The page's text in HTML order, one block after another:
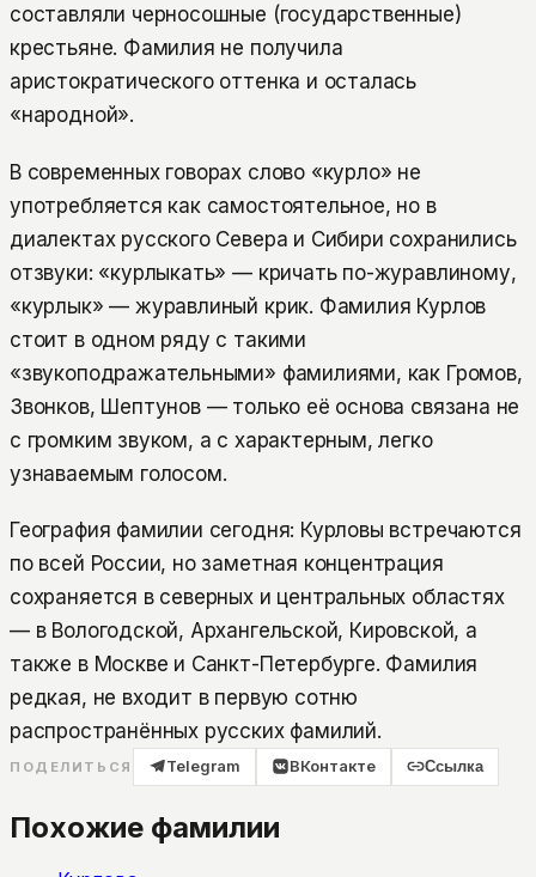
составляли черносошные (государственные)
крестьяне. Фамилия не получила
аристократического оттенка и осталась
«народной».
В современных говорах слово «курло» не
употребляется как самостоятельное, но в
диалектах русского Севера и Сибири сохранились
отзвуки: «курлыкать» — кричать по-журавлиному,
«курлык» — журавлиный крик. Фамилия Курлов
стоит в одном ряду с такими
«звукоподражательными» фамилиями, как Громов,
Звонков, Шептунов — только её основа связана не
с громким звуком, а с характерным, легко
узнаваемым голосом.
География фамилии сегодня: Курловы встречаются
по всей России, но заметная концентрация
сохраняется в северных и центральных областях
— в Вологодской, Архангельской, Кировской, а
также в Москве и Санкт-Петербурге. Фамилия
редкая, не входит в первую сотню
распространённых русских фамилий.
ПОДЕЛИТЬСЯ Telegram ВКонтакте Ссылка
Похожие фамилии